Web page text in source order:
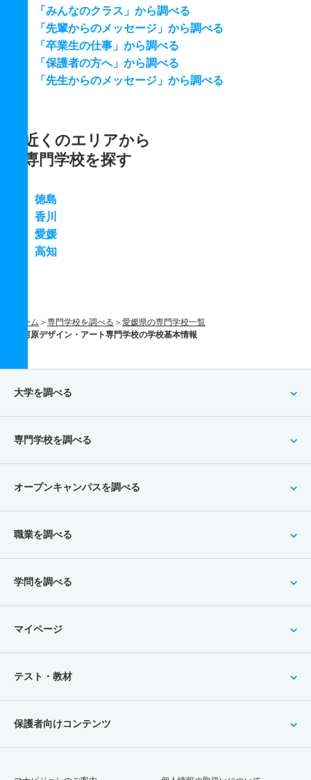
「みんなのクラス」から調べる
「先輩からのメッセージ」から調べる
「卒業生の仕事」から調べる
「保護者の方へ」から調べる
「先生からのメッセージ」から調べる
近くのエリアから
専門学校を探す
徳島
香川
愛媛
高知
ホーム 専門学校を調べる
愛媛県の専門学校一覧
河原デザイン・アート専門学校の学校基本情報
大学を調べる
専門学校を調べる
オープンキャンパスを調べる
職業を調べる
学問を調べる
マイページ
テスト・教材
保護者向けコンテンツ